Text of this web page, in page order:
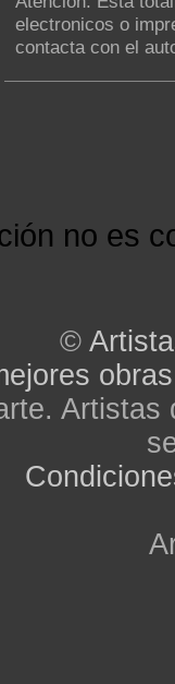
electronicos o
contacta con el
no es
©
Artistas